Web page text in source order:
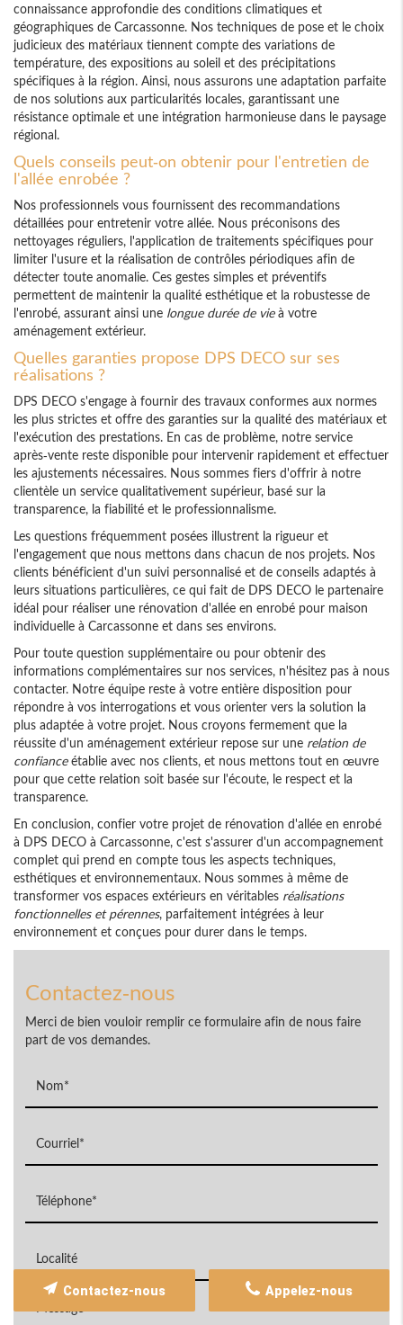
connaissance approfondie des conditions climatiques et
géographiques de Carcassonne. Nos techniques de pose et le choix
judicieux des matériaux tiennent compte des variations de
température, des expositions au soleil et des précipitations
spécifiques à la région. Ainsi, nous assurons une adaptation parfaite
de nos solutions aux particularités locales, garantissant une
résistance optimale et une intégration harmonieuse dans le paysage
régional.
Quels conseils peut-on obtenir pour l'entretien de
l'allée enrobée ?
Nos professionnels vous fournissent des recommandations
détaillées pour entretenir votre allée. Nous préconisons des
nettoyages réguliers, l'application de traitements spécifiques pour
limiter l'usure et la réalisation de contrôles périodiques afin de
détecter toute anomalie. Ces gestes simples et préventifs
permettent de maintenir la qualité esthétique et la robustesse de
l'enrobé, assurant ainsi une longue durée de vieà votre
aménagement extérieur.
Quelles garanties propose DPS DECO sur ses
réalisations ?
DPS DECO s'engage à fournir des travaux conformes aux normes
les plus strictes et offre des garanties sur la qualité des matériaux et
l'exécution des prestations. En cas de problème, notre service
après-vente reste disponible pour intervenir rapidement et effectuer
les ajustements nécessaires. Nous sommes fiers d'offrir à notre
clientèle un service qualitativement supérieur, basé sur la
transparence, la fiabilité et le professionnalisme.
Les questions fréquemment posées illustrent la rigueur et
l'engagement que nous mettons dans chacun de nos projets. Nos
clients bénéficient d'un suivi personnalisé et de conseils adaptés à
leurs situations particulières, ce qui fait de DPS DECO le partenaire
idéal pour réaliser une rénovation d'allée en enrobé pour maison
individuelle à Carcassonne et dans ses environs.
Pour toute question supplémentaire ou pour obtenir des
informations complémentaires sur nos services, n'hésitez pas à nous
contacter. Notre équipe reste à votre entière disposition pour
répondre à vos interrogations et vous orienter vers la solution la
plus adaptée à votre projet. Nous croyons fermement que la
réussite d'un aménagement extérieur repose sur une relation de
confianceétablie avec nos clients, et nous mettons tout en œuvre
pour que cette relation soit basée sur l'écoute, le respect et la
transparence.
En conclusion, confier votre projet de rénovation d'allée en enrobé
à DPS DECO à Carcassonne, c'est s'assurer d'un accompagnement
complet qui prend en compte tous les aspects techniques,
esthétiques et environnementaux. Nous sommes à même de
transformer vos espaces extérieurs en véritables réalisations
fonctionnelles et pérennes, parfaitement intégrées à leur
environnement et conçues pour durer dans le temps.
Contactez-nous
Merci de bien vouloir remplir ce formulaire afin de nous faire
part de vos demandes.
Appelez-nous
Contactez-nous